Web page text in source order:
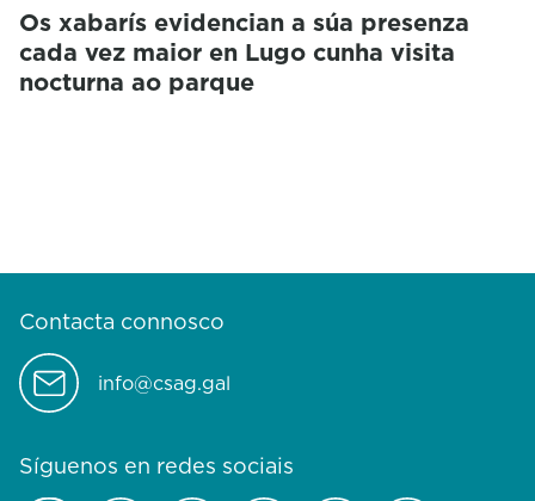
Os xabarís evidencian a súa presenza
cada vez maior en Lugo cunha visita
nocturna ao parque
Contacta connosco
info@csag.gal
Síguenos en redes sociais